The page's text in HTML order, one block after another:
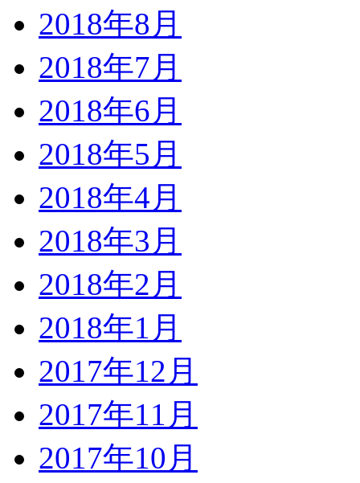
2018年8月
2018年7月
2018年6月
2018年5月
2018年4月
2018年3月
2018年2月
2018年1月
2017年12月
2017年11月
2017年10月